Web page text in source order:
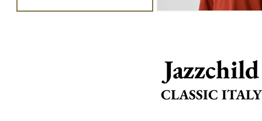
Jazzchild
CLASSIC ITALY